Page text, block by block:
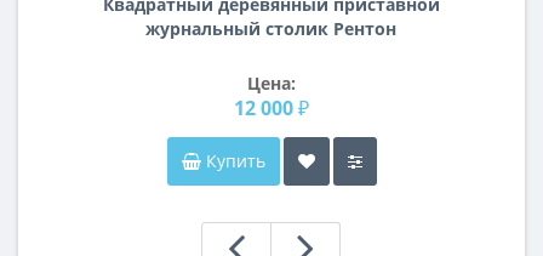
журнальный столик Рентон
Цена:
12 000 ₽
Купить